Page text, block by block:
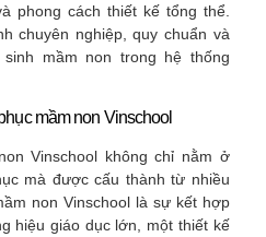
phong cách thiết kế tổng thể.
chuyên nghiệp, quy chuẩn và
mầm non trong hệ thống
mầm non Vinschool
Vinschool không chỉ nằm ở
mà được cấu thành từ nhiều
non Vinschool là sự kết hợp
hiệu giáo dục lớn, một thiết kế